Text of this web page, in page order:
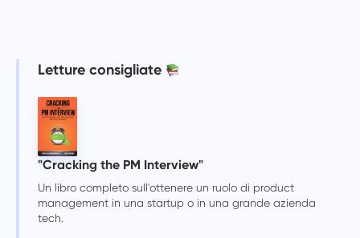
Letture consigliate
"Cracking the PM Interview"
Un libro completo sull'ottenere un ruolo di product
management in una startup o in una grande azienda
tech.